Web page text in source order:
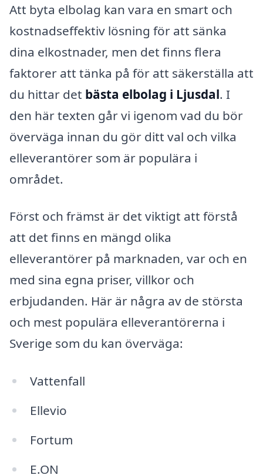
Att byta elbolag kan vara en smart och
kostnadseffektiv lösning för att sänka
dina elkostnader, men det finns flera
faktorer att tänka på för att säkerställa att
du hittar det bästa elbolag i Ljusdal. I
den här texten går vi igenom vad du bör
överväga innan du gör ditt val och vilka
elleverantörer som är populära i
området.
Först och främst är det viktigt att förstå
att det finns en mängd olika
elleverantörer på marknaden, var och en
med sina egna priser, villkor och
erbjudanden. Här är några av de största
och mest populära elleverantörerna i
Sverige som du kan överväga:
Vattenfall
Ellevio
Fortum
E.ON